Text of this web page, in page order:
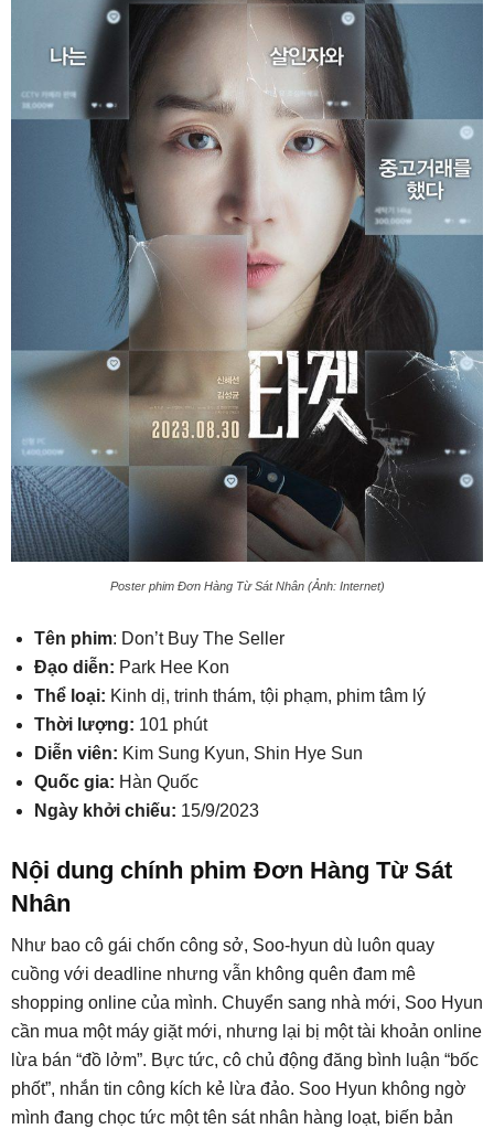
Poster phim Đơn Hàng Từ Sát Nhân (Ảnh: Internet)
Tên phim: Don’t Buy The Seller
Đạo diễn: Park Hee Kon
Thể loại: Kinh dị, trinh thám, tội phạm, phim tâm lý
Thời lượng: 101 phút
Diễn viên: Kim Sung Kyun, Shin Hye Sun
Quốc gia: Hàn Quốc
Ngày khởi chiếu: 15/9/2023
Nội dung chính phim Đơn Hàng Từ Sát
Nhân
Như bao cô gái chốn công sở, Soo-hyun dù luôn quay
cuồng với deadline nhưng vẫn không quên đam mê
shopping online của mình. Chuyển sang nhà mới, Soo Hyun
cần mua một máy giặt mới, nhưng lại bị một tài khoản online
lừa bán “đồ lởm”. Bực tức, cô chủ động đăng bình luận “bốc
phốt”, nhắn tin công kích kẻ lừa đảo. Soo Hyun không ngờ
mình đang chọc tức một tên sát nhân hàng loạt, biến bản